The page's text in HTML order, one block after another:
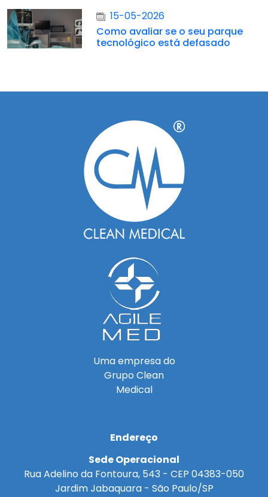
15-05-2026
Como avaliar se o seu parque
tecnológico está defasado
Uma empresa do
Grupo Clean
Medical
Endereço
Sede Operacional
Rua Adelino da Fontoura, 543 - CEP 04383-050
Jardim Jabaquara - São Paulo/SP